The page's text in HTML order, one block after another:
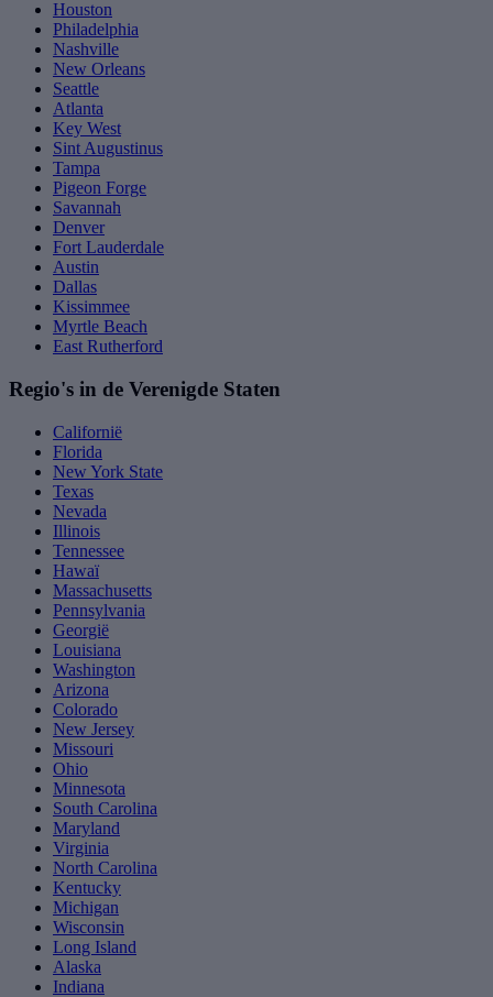
Houston
Philadelphia
Nashville
New Orleans
Seattle
Atlanta
Key West
Sint Augustinus
Tampa
Pigeon Forge
Savannah
Denver
Fort Lauderdale
Austin
Dallas
Kissimmee
Myrtle Beach
East Rutherford
Regio's in de Verenigde Staten
Californië
Florida
New York State
Texas
Nevada
Illinois
Tennessee
Hawaï
Massachusetts
Pennsylvania
Georgië
Louisiana
Washington
Arizona
Colorado
New Jersey
Missouri
Ohio
Minnesota
South Carolina
Maryland
Virginia
North Carolina
Kentucky
Michigan
Wisconsin
Long Island
Alaska
Indiana